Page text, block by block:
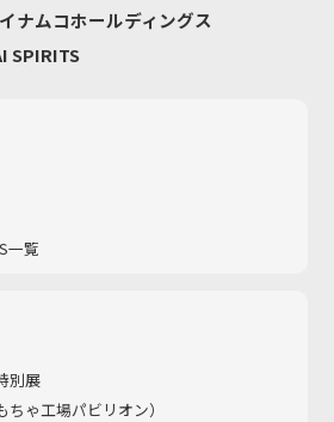
ナムコホールディングス
SPIRITS
一覧
別展
ゃ工場パビリオン）​